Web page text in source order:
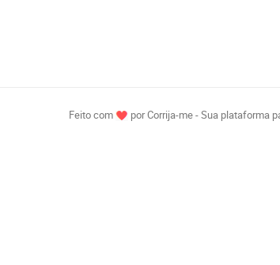
Feito com por Corrija-me - Sua plataforma